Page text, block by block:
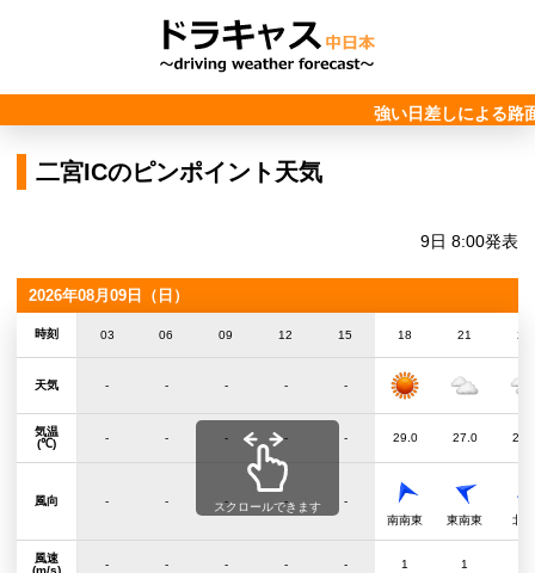
強い日差しによる路
二宮ICのピンポイント天気
9日 8:00発表
2026年08月09日（日）
時刻 03 06 09 12 15 18 21 24
天気 - - - - -
気温
(℃)
- - - - - 29.0 27.0
風向 - - - -
-
南南東
東南東 北
風速
(m/s)
- - - - - 1 1
スクロールできます